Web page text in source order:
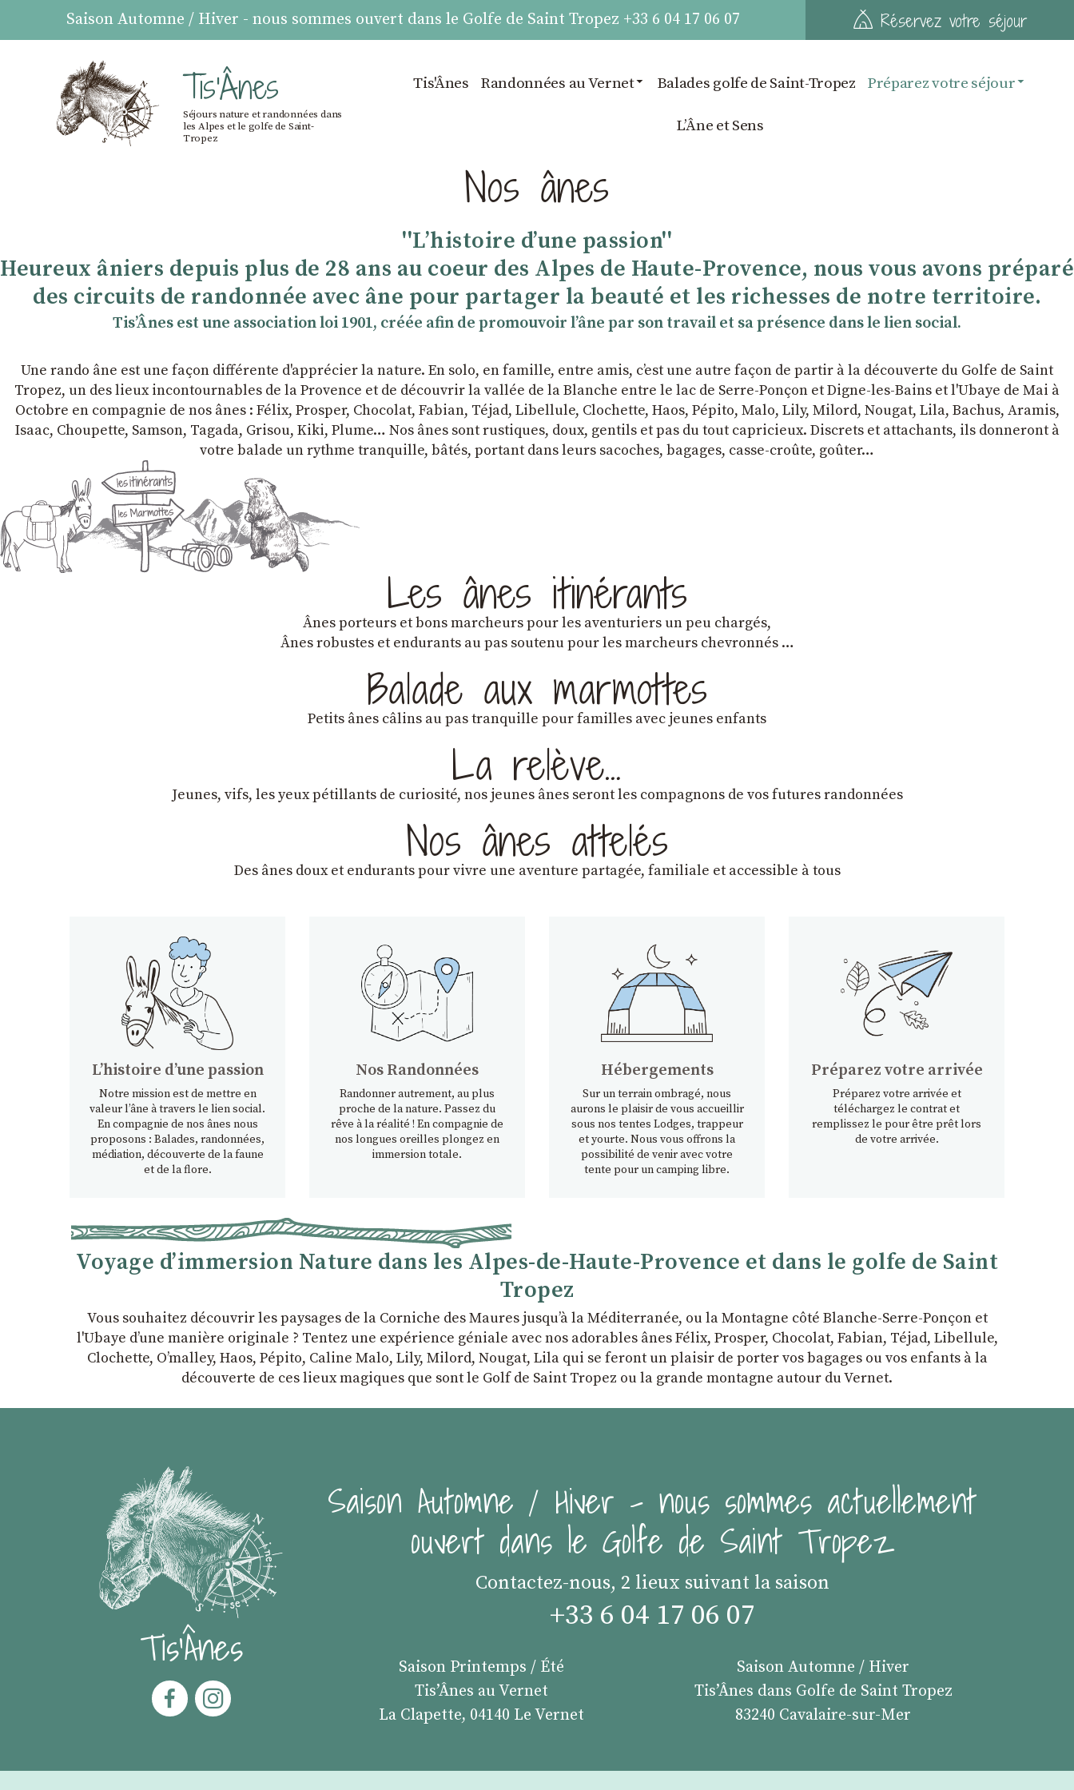
Saison Automne / Hiver - nous sommes ouvert dans le Golfe de Saint Tropez +33 6 04 17 06 07 Réservez votre séjour
Tis'Ânes
Séjours nature et randonnées dans
les Alpes et le golfe de Saint-
Tropez
Tis'Ânes Randonnées au Vernet Balades golfe de Saint-Tropez Préparez votre séjour
LʼÂne et Sens
Nos ânes
''Lʼhistoire dʼune passion''
Heureux âniers depuis plus de 28 ans au coeur des Alpes de Haute-Provence, nous vous avons préparé
des circuits de randonnée avec âne pour partager la beauté et les richesses de notre territoire.
TisʼÂnes est une association loi 1901, créée afin de promouvoir lʼâne par son travail et sa présence dans le lien social.
Une rando âne est une façon différente d'apprécier la nature. En solo, en famille, entre amis, cʼest une autre façon de partir à la découverte du Golfe de Saint
Tropez, un des lieux incontournables de la Provence et de découvrir la vallée de la Blanche entre le lac de Serre-Ponçon et Digne-les-Bains et l'Ubaye de Mai à
Octobre en compagnie de nos ânes : Félix, Prosper, Chocolat, Fabian, Téjad, Libellule, Clochette, Haos, Pépito, Malo, Lily, Milord, Nougat, Lila, Bachus, Aramis,
Isaac, Choupette, Samson, Tagada, Grisou, Kiki, Plume… Nos ânes sont rustiques, doux, gentils et pas du tout capricieux. Discrets et attachants, ils donneront à
votre balade un rythme tranquille, bâtés, portant dans leurs sacoches, bagages, casse-croûte, goûter…
Les ânes itinérants
Ânes porteurs et bons marcheurs pour les aventuriers un peu chargés,
Ânes robustes et endurants au pas soutenu pour les marcheurs chevronnés …
Balade aux marmottes
Petits ânes câlins au pas tranquille pour familles avec jeunes enfants
La relève…
Jeunes, vifs, les yeux pétillants de curiosité, nos jeunes ânes seront les compagnons de vos futures randonnées
Nos ânes attelés
Des ânes doux et endurantspour vivre une aventure partagée, familiale et accessible à tous
Lʼhistoire dʼune passion
Notre mission est de mettre en
valeur l’âne à travers le lien social.
En compagnie de nos ânes nous
proposons : Balades, randonnées,
médiation, découverte de la faune
et de la flore.
Nos Randonnées
Randonner autrement, au plus
proche de la nature. Passez du
rêve à la réalité ! En compagnie de
nos longues oreilles plongez en
immersion totale.
Hébergements
Sur un terrain ombragé, nous
aurons le plaisir de vous accueillir
sous nos tentes Lodges, trappeur
et yourte. Nous vous offrons la
possibilité de venir avec votre
tente pour un camping libre.
Préparez votre arrivée
Préparez votre arrivée et
téléchargez le contrat et
remplissez le pour être prêt lors
de votre arrivée.
Voyage d’immersion Nature dans les Alpes-de-Haute-Provence et dans le golfe de Saint
Tropez
Vous souhaitez découvrir les paysages de la Corniche des Maures jusqu’à la Méditerranée, ou la Montagne côté Blanche-Serre-Ponçon et
l'Ubaye dʼune manière originale ? Tentez une expérience géniale avec nos adorables ânes Félix, Prosper, Chocolat, Fabian, Téjad, Libellule,
Clochette, Oʼmalley, Haos, Pépito, Caline Malo, Lily, Milord, Nougat, Lila qui se feront un plaisir de porter vos bagages ou vos enfants à la
découverte de ces lieux magiques que sont le Golf de Saint Tropez ou la grande montagne autour du Vernet.
Tis'Ânes
Saison Automne / Hiver - nous sommes actuellement
ouvert dans le Golfe de Saint Tropez
Contactez-nous, 2 lieux suivant la saison
+33 6 04 17 06 07
Saison Printemps / Été
Tis’Ânes au Vernet
La Clapette, 04140 Le Vernet
Saison Automne / Hiver
Tis’Ânes dans Golfe de Saint Tropez
83240 Cavalaire-sur-Mer